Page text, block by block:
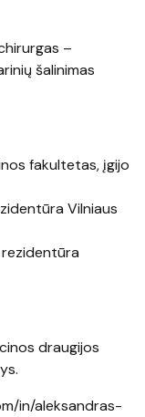
–
šalinimas
fakultetas, įgijo
Vilniaus
draugijos
in/aleksandras-